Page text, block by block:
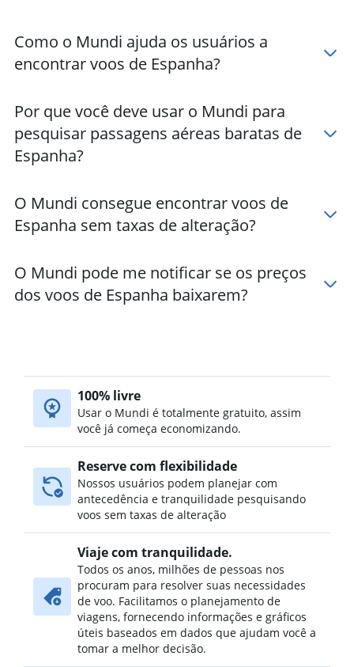
Como o Mundi ajuda os usuários a
encontrar voos de Espanha?
Por que você deve usar o Mundi para
pesquisar passagens aéreas baratas de
Espanha?
O Mundi consegue encontrar voos de
Espanha sem taxas de alteração?
O Mundi pode me notificar se os preços
dos voos de Espanha baixarem?
100% livre
Usar o Mundi é totalmente gratuito, assim
você já começa economizando.
Reserve com flexibilidade
Nossos usuários podem planejar com
antecedência e tranquilidade pesquisando
voos sem taxas de alteração
Viaje com tranquilidade.
Todos os anos, milhões de pessoas nos
procuram para resolver suas necessidades
de voo. Facilitamos o planejamento de
viagens, fornecendo informações e gráficos
úteis baseados em dados que ajudam você a
tomar a melhor decisão.